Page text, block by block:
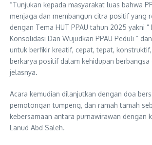
“Tunjukan kepada masyarakat luas bahwa
menjaga dan membangun citra positif yang
dengan Tema HUT PPAU tahun 2025 yakni ”
Konsolidasi Dan Wujudkan PPAU Peduli ”
untuk berfikir kreatif, cepat, tepat,
berkarya positif dalam kehidupan berbangsa
jelasnya.
Acara kemudian dilanjutkan dengan doa
pemotongan tumpeng, dan ramah tamah
kebersamaan antara purnawirawan dengan
Lanud Abd Saleh.